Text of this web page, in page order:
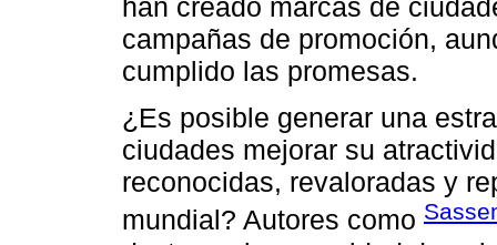
han creado marcas de
campañas de promoción,
cumplido las promesas.
¿Es posible generar una
ciudades mejorar su
reconocidas, revaloradas y
mundial? Autores como